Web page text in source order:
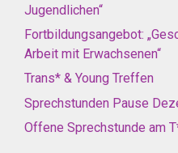
Jugendlichen“
Fortbildungsangebot:
Arbeit mit Erwachsenen“
Trans* & Young Treffen
Sprechstunden Pause
Offene Sprechstunde am